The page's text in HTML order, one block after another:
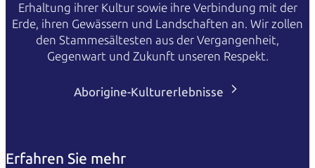
Erhaltung ihrer Kultur sowie ihre Verbindung mit der
Erde, ihren Gewässern und Landschaften an. Wir zollen
den Stammesältesten aus der Vergangenheit,
Gegenwart und Zukunft unseren Respekt.
Aborigine-Kulturerlebnisse
Erfahren Sie mehr